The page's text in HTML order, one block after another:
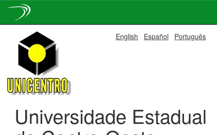
navigation
English Español Português
Universidade Estadual